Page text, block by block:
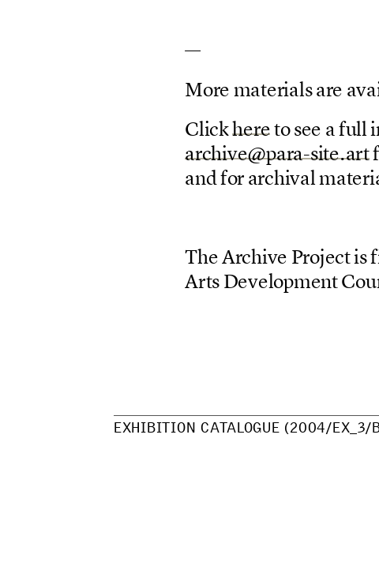
—
Morematerialsare ava
Clickheretosee afulli
archive@para-site.art
andforarchivalmateri
TheArchive Projectisf
ArtsDevelopmentCou
EXHIBITION CATALOGUE (2004/EX _3/